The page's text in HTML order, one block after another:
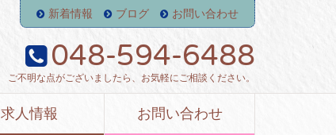
新着情報 ブログ お問い合わせ
048-594-6488
ご不明な点がございましたら、お気軽にご相談ください。
求人情報 お問い合わせ